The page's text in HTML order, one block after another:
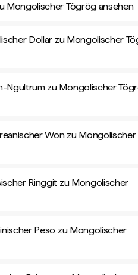
Mongolischer Tögrög ansehen
Dollar zu Mongolischer
Ngultrum zu Mongolischer
Won zu Mongolischer
Ringgit zu Mongolischer
Peso zu Mongolischer